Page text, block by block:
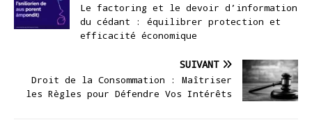
Le factoring et le devoir d’information
du cédant : équilibrer protection et
efficacité économique
SUIVANT
Droit de la Consommation : Maîtriser
les Règles pour Défendre Vos Intérêts